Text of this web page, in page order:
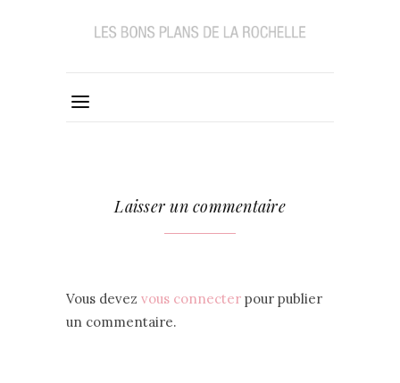
Laisser un commentaire
Vous devez vous connecter pour publier
un commentaire.